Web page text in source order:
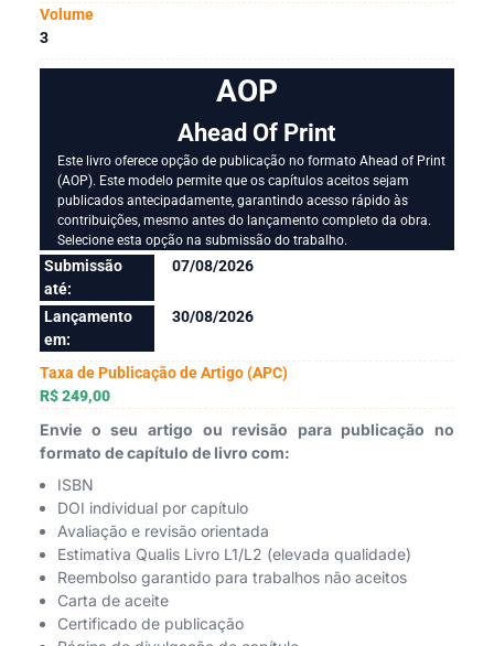
Volume
3
AOP
Ahead Of Print
Este livro oferece opção de publicação no formato Ahead of Print
(AOP). Este modelo permite que os capítulos aceitos sejam
publicados antecipadamente, garantindo acesso rápido às
contribuições, mesmo antes do lançamento completo da obra.
Selecione esta opção na submissão do trabalho.
Submissão
até:
07/08/2026
Lançamento
em:
30/08/2026
Taxa de Publicação de Artigo (APC)
R$ 249,00
Envie o seu artigo ou revisão para publicação no
formato de capítulo de livro com:
ISBN
DOI individual por capítulo
Avaliação e revisão orientada
Estimativa Qualis Livro L1/L2 (elevada qualidade)
Reembolso garantido para trabalhos não aceitos
Carta de aceite
Certificado de publicação